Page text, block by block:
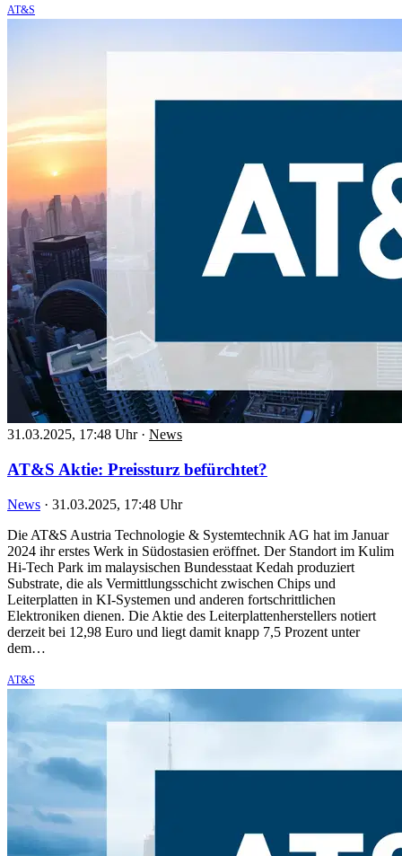
AT&S
31.03.2025, 17:48 Uhr · News
AT&S Aktie: Preissturz befürchtet?
News · 31.03.2025, 17:48 Uhr
Die AT&S Austria Technologie & Systemtechnik AG hat im Januar
2024 ihr erstes Werk in Südostasien eröffnet. Der Standort im Kulim
Hi-Tech Park im malaysischen Bundesstaat Kedah produziert
Substrate, die als Vermittlungsschicht zwischen Chips und
Leiterplatten in KI-Systemen und anderen fortschrittlichen
Elektroniken dienen. Die Aktie des Leiterplattenherstellers notiert
derzeit bei 12,98 Euro und liegt damit knapp 7,5 Prozent unter
dem…
AT&S